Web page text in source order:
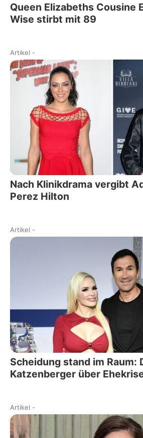
Queen Elizabeths Cousine
Wise stirbt mit 89
Artikel -
Nach Klinikdrama vergibt
Perez Hilton
Artikel -
Scheidung stand im Raum:
Katzenberger über
Artikel -